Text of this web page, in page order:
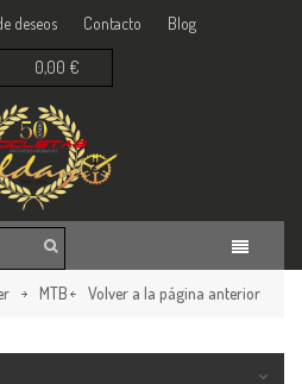
Blog
Contacto
deseos
0,00 €
MTB Volver a la página anterior